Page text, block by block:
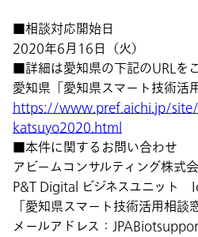
■相談対応開始日
2020年6月16日（火）
■詳細は愛知県の下記のURLを
愛知県「愛知県スマート技術活
https://www.pref.aichi.jp/
katsuyo2020.html
■本件に関するお問い合わせ
アビームコンサルティング株式
P&T Digital ビジネスユニット
「愛知県スマート技術活用相
メールアドレス：